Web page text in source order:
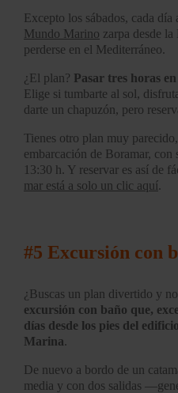
Excepto los sábados, cada día
Mundo Marino zarpa desde
perderse en el Mediterráneo.
¿El plan? Pasar tres horas
Elige si tumbarte al sol,
darte un chapuzón, pero
Tienes otro plan muy
embarcación de Boramar, con
13:30 h. Y reservar es así de
mar está a solo un clic aquí.
#5 Excursión con
¿Buscas un plan divertido y
excursión con baño que,
días desde los pies del
Marina.
De nuevo a bordo de un
media y con dos salidas